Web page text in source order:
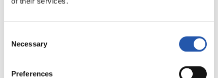
Selection
Necessary
Preferences